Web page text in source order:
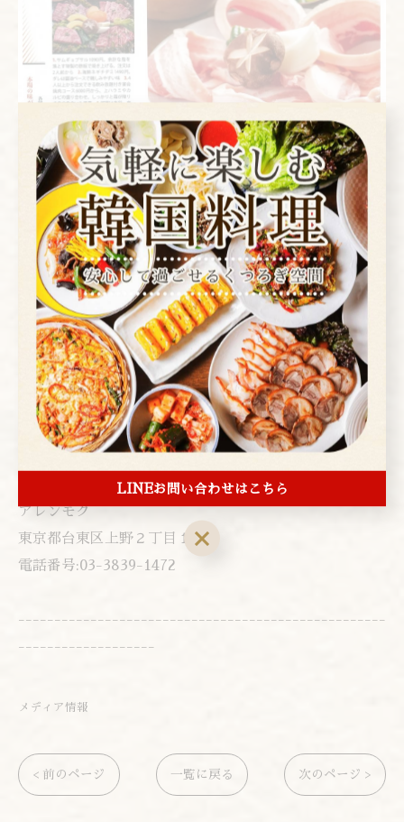
---------------------------------------------------
-------------------
アレンモク
東京都台東区上野２丁目１−４
電話番号:03-3839-1472
---------------------------------------------------
-------------------
メディア情報
< 前のページ 一覧に戻る 次のページ >
LINEお問い合わせはこちら